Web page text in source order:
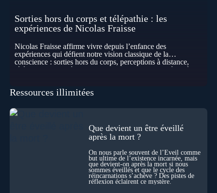
Sorties hors du corps et télépathie : les
expériences de Nicolas Fraisse
Nicolas Fraisse affirme vivre depuis l’enfance des
expériences qui défient notre vision classique de la
conscience : sorties hors du corps, perceptions à distance,
télépathie spontanée… Comment accueillir ces phénomènes
les pensées d’autrui ? Que deviennent l’espace, le temps… et
disparaître ? Au fil de cet échange, Nicolas raconte ses
expériences les plus troublantes : visions vérifiées,
explorations du cosmos, présence d’autres consciences
durant ses sorties, protocoles scientifiques… et toujours, cette
sensation étrange d’être relié à bien plus vaste que lui-même
Sans doute. Mais encore faut-il accepter d’explorer ces
territoires avec lucidité, et rigueur…
Ressources illimitées
Que devient un être éveillé
après la mort ?
On nous parle souvent de l’Éveil comme
but ultime de l’existence incarnée, mais
que devient-on après la mort si nous
sommes éveillés et que le cycle des
réincarnations s’achève ? Des pistes de
réflexion éclairent ce mystère.